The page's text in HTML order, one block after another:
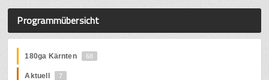
Programmübersicht
180ga Kärnten 68
Aktuell 7